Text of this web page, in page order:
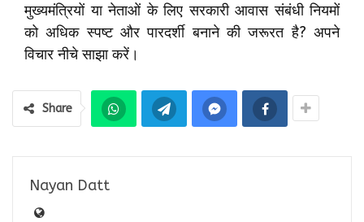
मुख्यमंत्रियों या नेताओं के लिए सरकारी आवास संबंधी नियमों
को अधिक स्पष्ट और पारदर्शी बनाने की जरूरत है? अपने
विचार नीचे साझा करें।
Share
Nayan Datt